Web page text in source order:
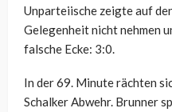
Unparteiische zeigte auf
Gelegenheit nicht nehmen
falsche Ecke: 3:0.
In der 69. Minute rächten
Schalker Abwehr. Brunner